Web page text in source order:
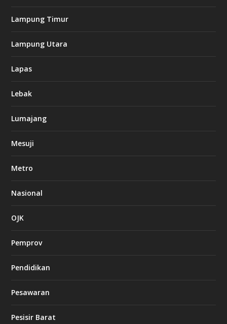
Lampung Timur
Lampung Utara
Lapas
Lebak
Lumajang
Mesuji
Metro
Nasional
OJK
Pemprov
Pendidikan
Pesawaran
Pesisir Barat